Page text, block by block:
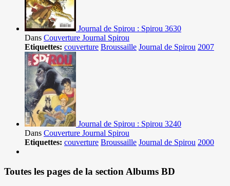
Journal de Spirou : Spirou 3630
Dans Couverture Journal Spirou
Etiquettes: couverture Broussaille Journal de Spirou 2007
Journal de Spirou : Spirou 3240
Dans Couverture Journal Spirou
Etiquettes: couverture Broussaille Journal de Spirou 2000
Toutes les pages de la section Albums BD